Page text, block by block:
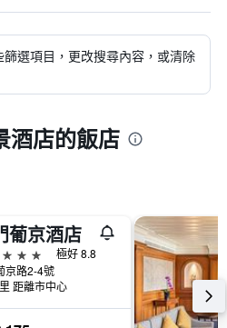
選項目，更改搜尋內容，或清除
酒店的飯店
葡京酒店
極好 8.8
京路2-4號
距離市中心